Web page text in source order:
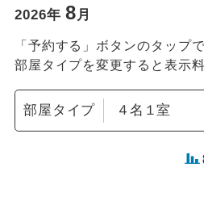
2026年 8月
「予約する」ボタンのタップ
部屋タイプを変更すると表示
部屋タイプ